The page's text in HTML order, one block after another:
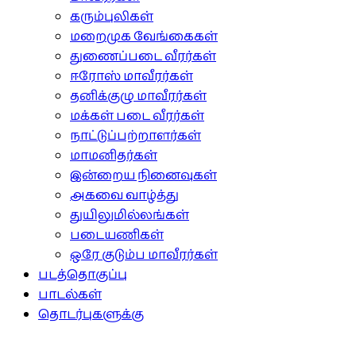
கரும்புலிகள்
மறைமுக வேங்கைகள்
துணைப்படை வீரர்கள்
ஈரோஸ் மாவீரர்கள்
தனிக்குழு மாவீரர்கள்
மக்கள் படை வீரர்கள்
நாட்டுப்பற்றாளர்கள்
மாமனிதர்கள்
இன்றைய நினைவுகள்
அகவை வாழ்த்து
துயிலுமில்லங்கள்
படையணிகள்
ஒரே குடும்ப மாவீரர்கள்
படத்தொகுப்பு
பாடல்கள்
தொடர்புகளுக்கு